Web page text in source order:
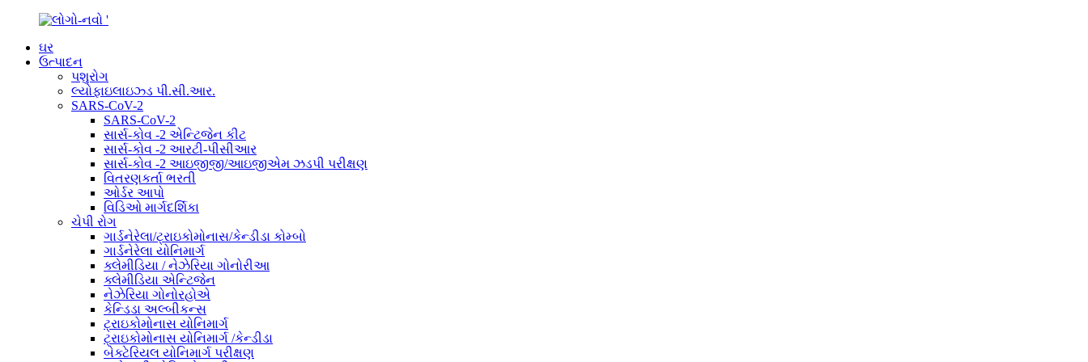
ઘર
ઉત્પાદન
પશુરોગ
લ્યોફાઇલાઇઝ્ડ પી.સી.આર.
SARS-CoV-2
SARS-CoV-2
સાર્સ-કોવ -2 એન્ટિજેન કીટ
સાર્સ-કોવ -2 આરટી-પીસીઆર
સાર્સ-કોવ -2 આઇજીજી/આઇજીએમ ઝડપી પરીક્ષણ
વિતરણકર્તા ભરતી
ઓર્ડર આપો
વિડિઓ માર્ગદર્શિકા
ચેપી રોગ
ગાર્ડનેરેલા/ટ્રાઇકોમોનાસ/કેન્ડીડા કોમ્બો
ગાર્ડનેરેલા યોનિમાર્ગ
ક્લેમીડિયા / નેઝેરિયા ગોનોરીઆ
ક્લેમીડિયા એન્ટિજેન
નેઝેરિયા ગોનોરહોએ
કેન્ડિડા અલ્બીકન્સ
ટ્રાઇકોમોનાસ યોનિમાર્ગ
ટ્રાઇકોમોનાસ યોનિમાર્ગ /કેન્ડીડા
બેક્ટેરિયલ યોનિમાર્ગ પરીક્ષણ